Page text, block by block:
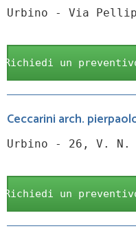
Urbino - Via
Richiedi un
Ceccarini arch.
Urbino - 26, V.
Richiedi un